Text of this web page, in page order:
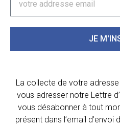
JE
La collecte de votre
vous adresser notre Lettre
vous désabonner à tout
présent dans l’email